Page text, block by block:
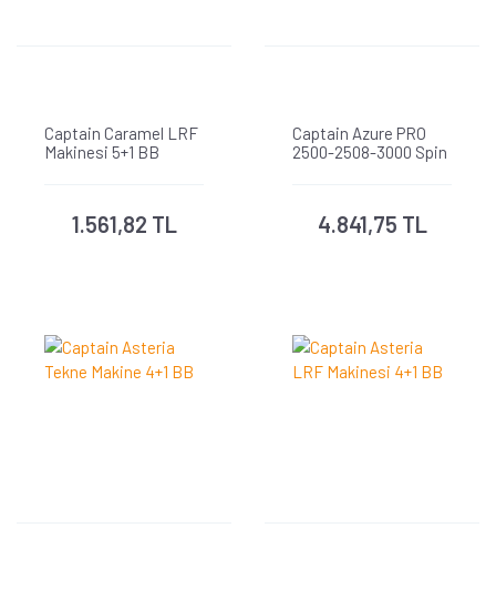
Captain Caramel LRF
Makinesi 5+1 BB
1.561,82 TL
Captain Azure PRO
2500-2508-3000 Spin
4.841,75 TL